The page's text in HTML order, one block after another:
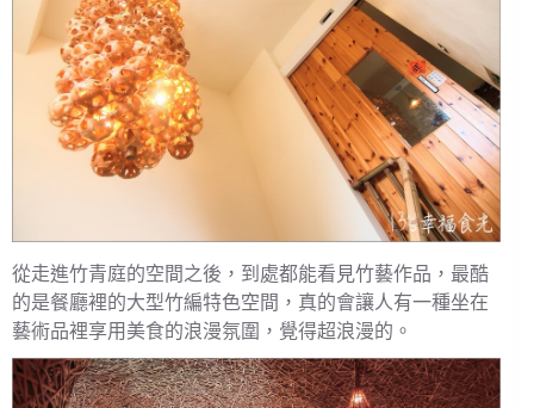
從走進竹青庭的空間之後，到處都能看見竹藝作品，最酷
的是餐廳裡的大型竹編特色空間，真的會讓人有一種坐在
藝術品裡享用美食的浪漫氛圍，覺得超浪漫的。